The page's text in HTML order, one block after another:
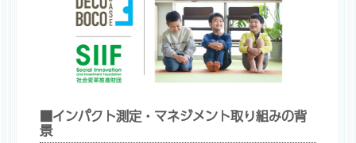
■インパクト測定・マネジメント取り組みの背
景